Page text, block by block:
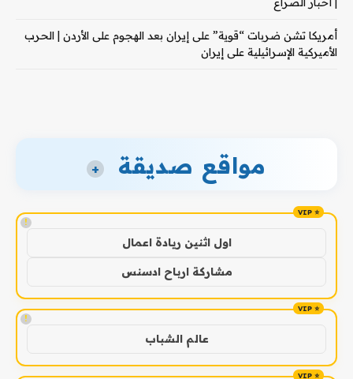
أمريكا تشن ضربات “قوية” على إيران بعد الهجوم على الأردن | الحرب
الأميركية الإسرائيلية على إيران
مواقع صديقة +
!
اول اثنين ريادة اعمال
مشاركة ارباح ادسنس
!
عالم الشباب